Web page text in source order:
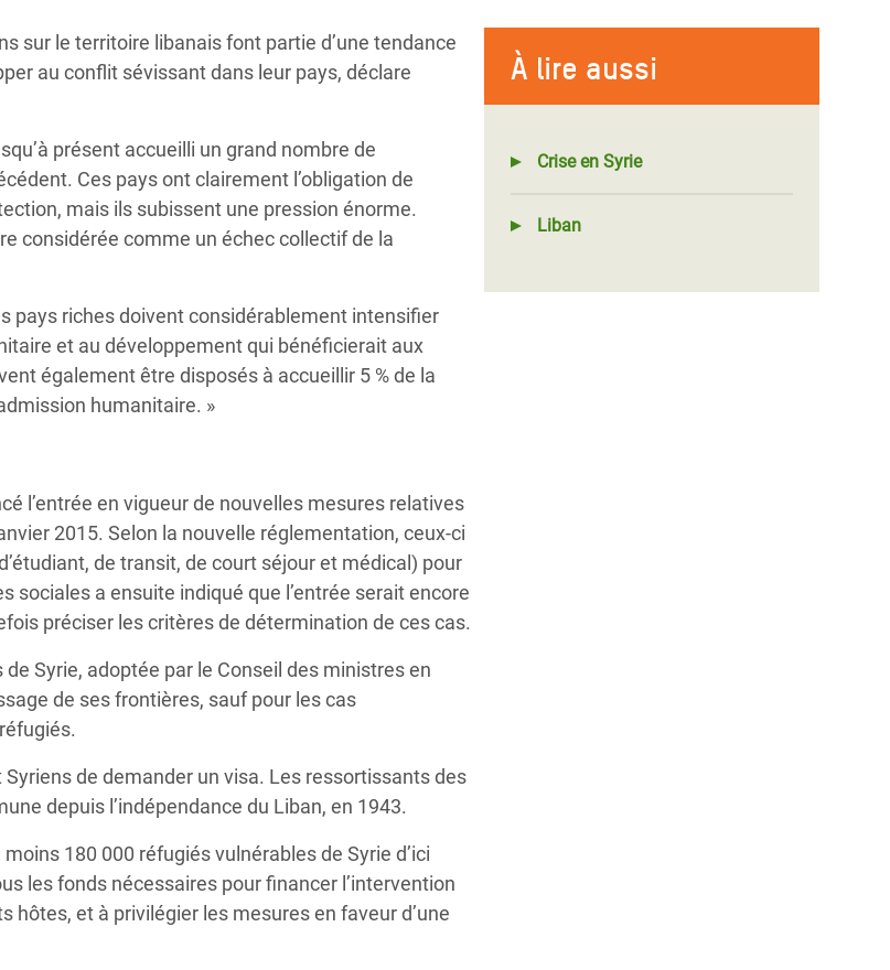
de
Rohingyas
au
À lire aussi
Crise en Syrie
Liban
sur le territoire libanais font partie d’une tendance
au conflit sévissant dans leur pays, déclare
présent accueilli un grand nombre de
Ces pays ont clairement l’obligation de
mais ils subissent une pression énorme.
considérée comme un échec collectif de la
pays riches doivent considérablement intensifier
et au développement qui bénéficierait aux
également être disposés à accueillir 5 % de la
humanitaire. »
l’entrée en vigueur de nouvelles mesures relatives
2015. Selon la nouvelle réglementation, ceux-ci
de transit, de court séjour et médical) pour
a ensuite indiqué que l’entrée serait encore
préciser les critères de détermination de ces cas.
Syrie, adoptée par le Conseil des ministres en
de ses frontières, sauf pour les cas
de demander un visa. Les ressortissants des
depuis l’indépendance du Liban, en 1943.
180 000 réfugiés vulnérables de Syrie d’ici
les fonds nécessaires pour financer l’intervention
et à privilégier les mesures en faveur d’une